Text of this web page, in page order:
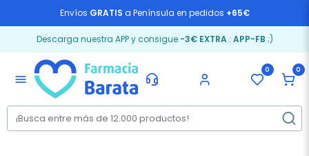
Envíos GRATIS a Península en pedidos +65€
Descarga nuestra APP y consigue -3€ EXTRA: APP-FB ;)
menu
0 0